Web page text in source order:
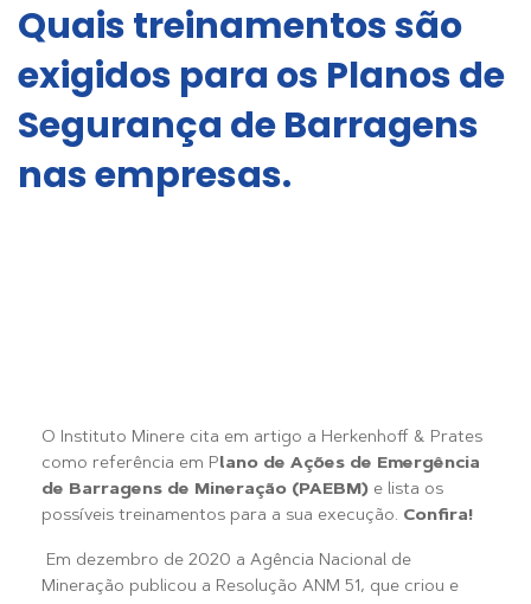
Quais treinamentos são
exigidos para os Planos de
Segurança de Barragens
nas empresas.
O Instituto Minere cita em artigo a Herkenhoff & Prates
como referência em Plano de Ações de Emergência
de Barragens de Mineração (PAEBM) e lista os
possíveis treinamentos para a sua execução. Confira!
Em dezembro de 2020 a Agência Nacional de
Mineração publicou a Resolução ANM 51, que criou e